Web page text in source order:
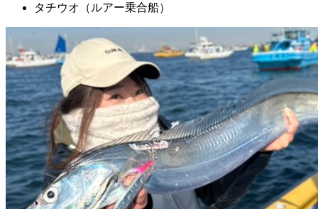
タチウオ（ルアー乗合船）